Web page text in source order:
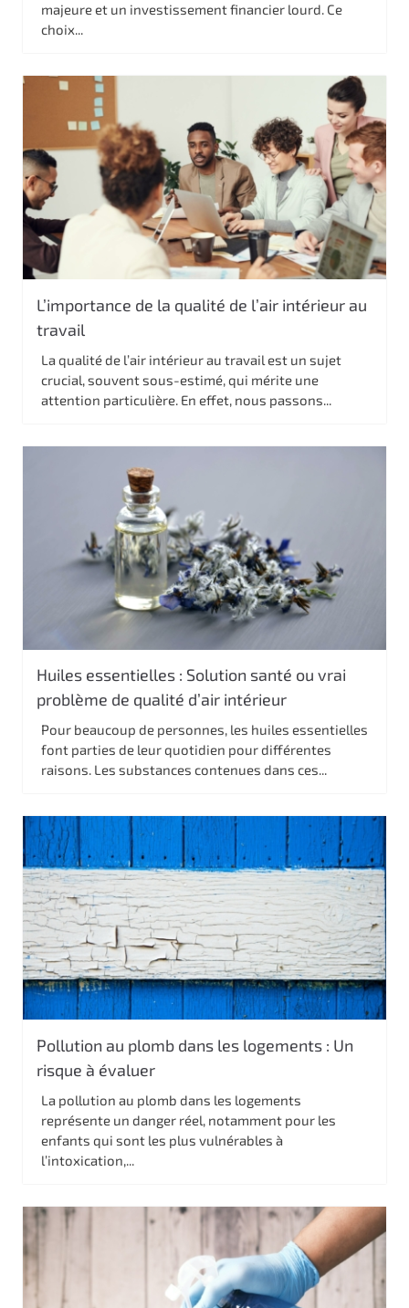
majeure et un investissement financier lourd. Ce
choix...
L’importance de la qualité de l’air intérieur au
travail
La qualité de l’air intérieur au travail est un sujet
crucial, souvent sous-estimé, qui mérite une
attention particulière. En effet, nous passons...
Huiles essentielles : Solution santé ou vrai
problème de qualité d’air intérieur
Pour beaucoup de personnes, les huiles essentielles
font parties de leur quotidien pour différentes
raisons. Les substances contenues dans ces...
Pollution au plomb dans les logements : Un
risque à évaluer
La pollution au plomb dans les logements
représente un danger réel, notamment pour les
enfants qui sont les plus vulnérables à
l’intoxication,...